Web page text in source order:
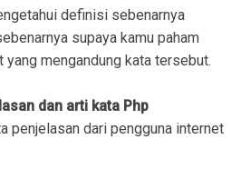
definisi sebenarnya
supaya kamu paham
mengandung kata tersebut.
dan arti kata Php
penjelasan dari pengguna internet